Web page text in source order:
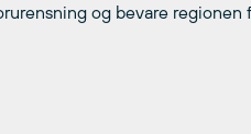
og bevare regionen